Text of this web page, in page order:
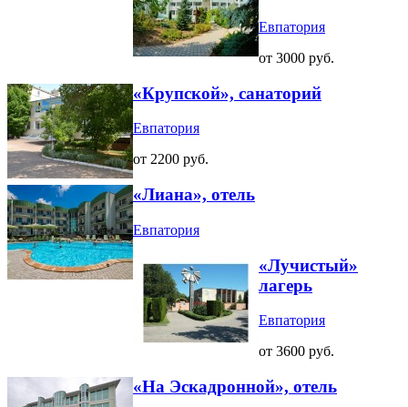
Евпатория
от 3000 руб.
«Крупской», санаторий
Евпатория
от 2200 руб.
«Лиана», отель
Евпатория
«Лучистый»
лагерь
Евпатория
от 3600 руб.
«На Эскадронной», отель